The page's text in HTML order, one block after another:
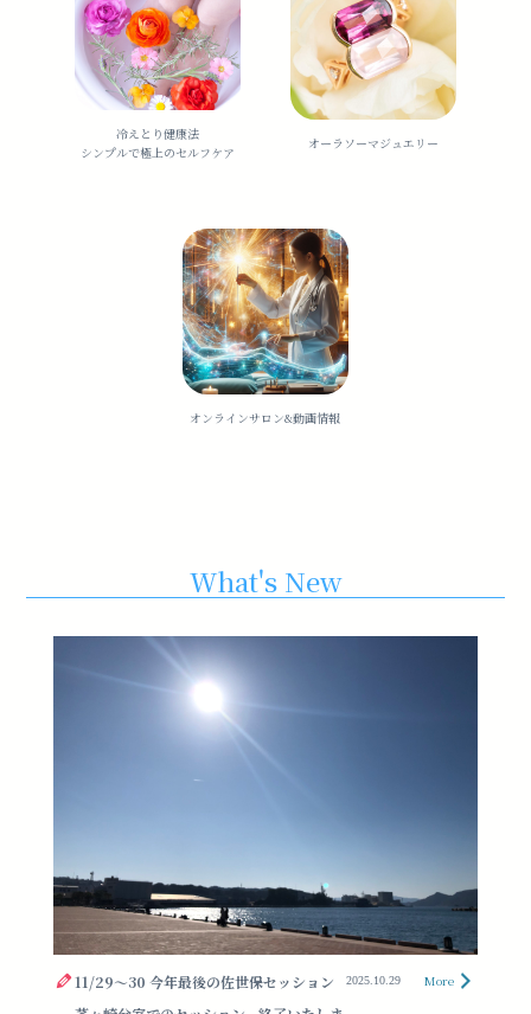
冷えとり健康法
シンプルで極上のセルフケア
オーラソーマジュエリー
オンラインサロン&動画情報
What's New
11/29〜30 今年最後の佐世保セッション 2025.10.29 More